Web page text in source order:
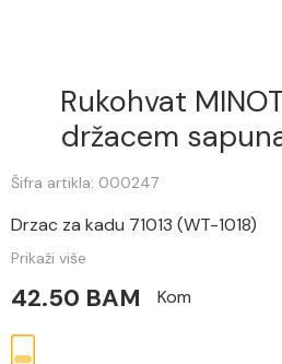
Rukohvat
držacem
Šifra artikla: 000247
Drzac za kadu 71013 (WT-1018)
Prikaži više
42.50 BAM Kom